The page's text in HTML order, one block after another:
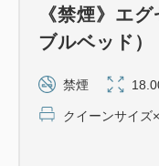
《禁煙》エ
ブルベッド）
禁煙
クイーンサイズ